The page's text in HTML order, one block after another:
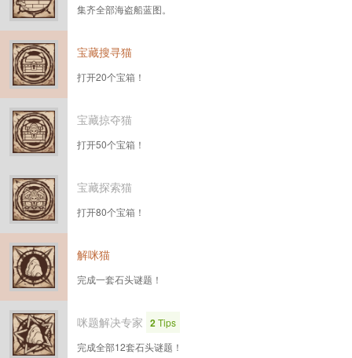
集齐全部海盗船蓝图。
宝藏搜寻猫
打开20个宝箱！
宝藏掠夺猫
打开50个宝箱！
宝藏探索猫
打开80个宝箱！
解咪猫
完成一套石头谜题！
咪题解决专家 2Tips
完成全部12套石头谜题！